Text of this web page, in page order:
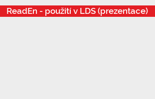
ReadEn - použití v LDS (prezentace)